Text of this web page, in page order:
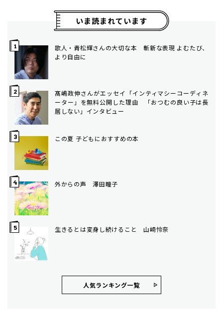
いま読まれています
歌人・青松輝さんの大切な本 斬新な表現 よむたび、
より自由に
髙嶋政伸さんがエッセイ「インティマシーコーディネ
ーター」を無料公開した理由 「おつむの良い子は長
居しない」インタビュー
この夏 子どもにおすすめの本
外からの声 澤田瞳子
生きるとは変身し続けること 山崎怜奈
人気ランキング⼀覧